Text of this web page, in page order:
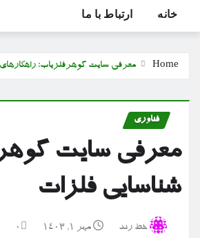
خانه ارتباط با ما
Home معرفی سایت گوهرفلزیاب؛
فناوری
معرفی سایت
شناسایی فلزات
خط رند مهر ۱, ۱۴۰۳ 0